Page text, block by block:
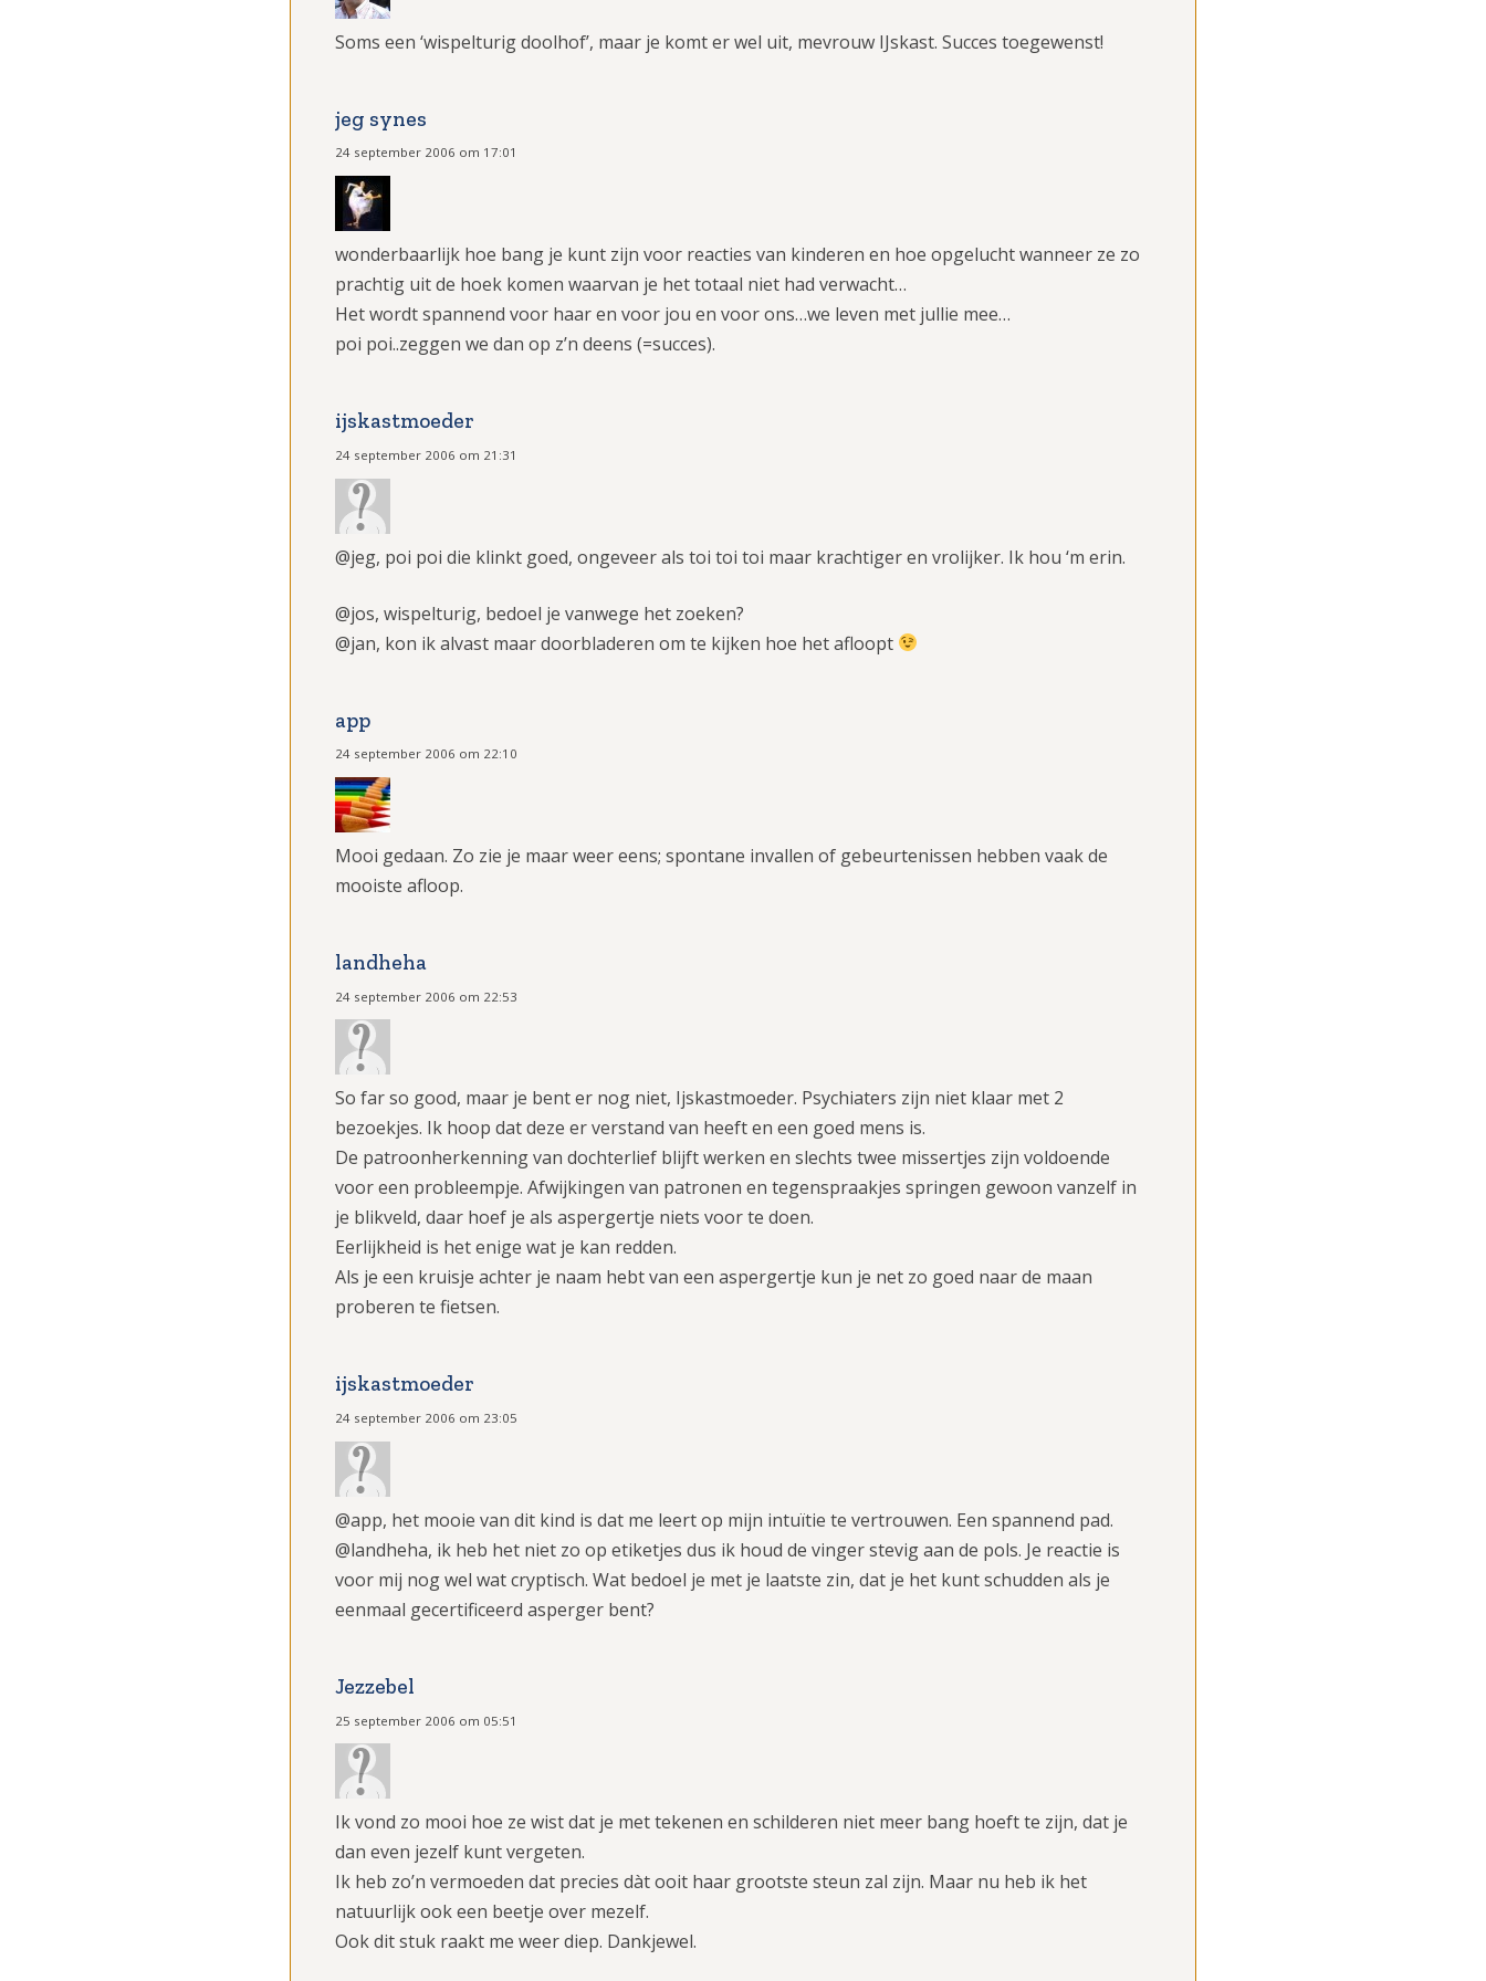
Soms een ‘wispelturig doolhof’, maar je komt er wel uit, mevrouw IJskast. Succes toegewenst!
jeg synes
24 september 2006 om 17:01
wonderbaarlijk hoe bang je kunt zijn voor reacties van kinderen en hoe opgelucht wanneer ze zo
prachtig uit de hoek komen waarvan je het totaal niet had verwacht…
Het wordt spannend voor haar en voor jou en voor ons…we leven met jullie mee…
poi poi..zeggen we dan op z’n deens (=succes).
ijskastmoeder
24 september 2006 om 21:31
@jeg, poi poi die klinkt goed, ongeveer als toi toi toi maar krachtiger en vrolijker. Ik hou ‘m erin.
@jos, wispelturig, bedoel je vanwege het zoeken?
@jan, kon ik alvast maar doorbladeren om te kijken hoe het afloopt
app
24 september 2006 om 22:10
Mooi gedaan. Zo zie je maar weer eens; spontane invallen of gebeurtenissen hebben vaak de
mooiste afloop.
landheha
24 september 2006 om 22:53
So far so good, maar je bent er nog niet, Ijskastmoeder. Psychiaters zijn niet klaar met 2
bezoekjes. Ik hoop dat deze er verstand van heeft en een goed mens is.
De patroonherkenning van dochterlief blijft werken en slechts twee missertjes zijn voldoende
voor een probleempje. Afwijkingen van patronen en tegenspraakjes springen gewoon vanzelf in
je blikveld, daar hoef je als aspergertje niets voor te doen.
Eerlijkheid is het enige wat je kan redden.
Als je een kruisje achter je naam hebt van een aspergertje kun je net zo goed naar de maan
proberen te fietsen.
ijskastmoeder
24 september 2006 om 23:05
@app, het mooie van dit kind is dat me leert op mijn intuïtie te vertrouwen. Een spannend pad.
@landheha, ik heb het niet zo op etiketjes dus ik houd de vinger stevig aan de pols. Je reactie is
voor mij nog wel wat cryptisch. Wat bedoel je met je laatste zin, dat je het kunt schudden als je
eenmaal gecertificeerd asperger bent?
Jezzebel
25 september 2006 om 05:51
Ik vond zo mooi hoe ze wist dat je met tekenen en schilderen niet meer bang hoeft te zijn, dat je
dan even jezelf kunt vergeten.
Ik heb zo’n vermoeden dat precies dàt ooit haar grootste steun zal zijn. Maar nu heb ik het
natuurlijk ook een beetje over mezelf.
Ook dit stuk raakt me weer diep. Dankjewel.